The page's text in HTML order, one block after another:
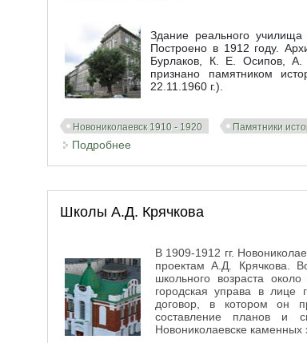
Здание реального
Построено в 1912 году.
Бурлаков, К. Е. Осипов,
признано памятником
22.11.1960 г.).
Новониколаевск 1910 - 1920 Памятники
Подробнее
Школы А.Д. Крячкова
В 1909-1912 гг.
проектам А.Д. Крячкова.
школьного возраста
городская управа в
договор, в котором он
составление планов и
Новониколаевске каменных